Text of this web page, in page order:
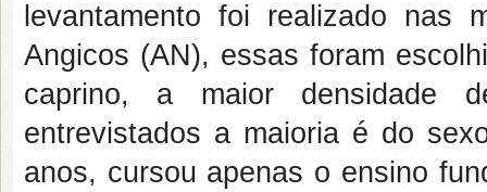
levantamento foi realizado nas
Angicos (AN), essas foram
caprino, a maior densidade
entrevistados a maioria é do
anos, cursou apenas o ensino